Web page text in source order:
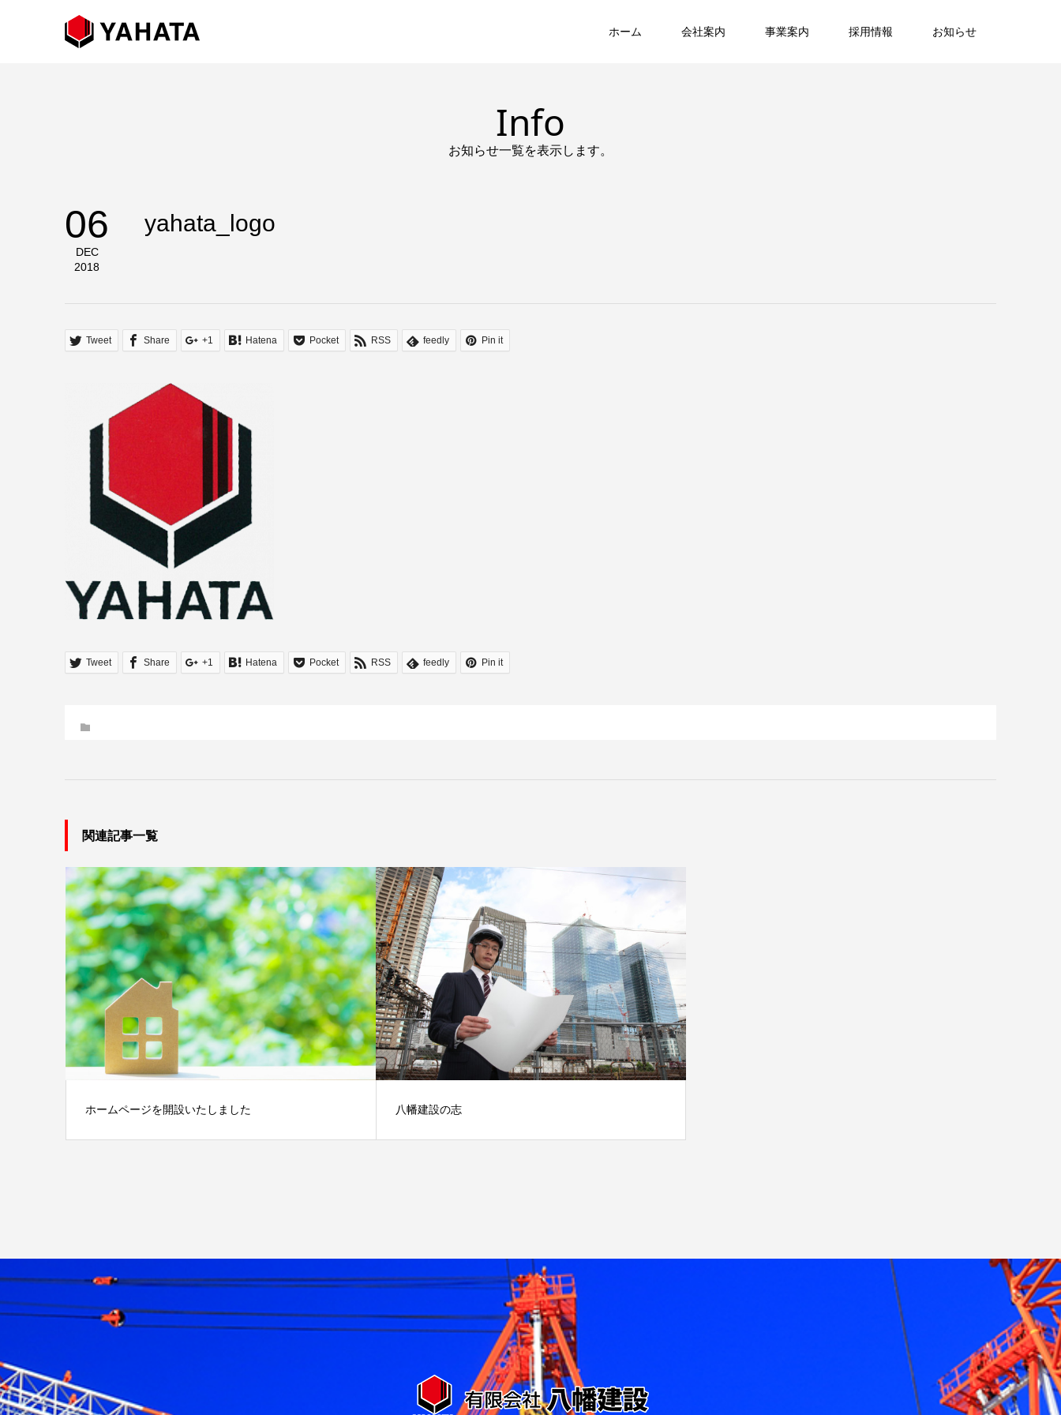
ホーム 会社案内 事業案内 採用情報 お知らせ
Info
お知らせ一覧を表示します。
06
DEC
2018
yahata_logo
Tweet Share +1 Hatena Pocket RSS feedly Pin it
Tweet Share +1 Hatena Pocket RSS feedly Pin it
関連記事一覧
ホームページを開設いたしました 八幡建設の志